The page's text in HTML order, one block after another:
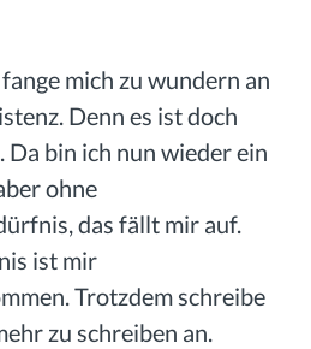
mich zu wundern an
Denn es ist doch
Da bin ich nun wieder ein
ohne
das fällt mir auf.
ist mir
Trotzdem schreibe
zu schreiben an.